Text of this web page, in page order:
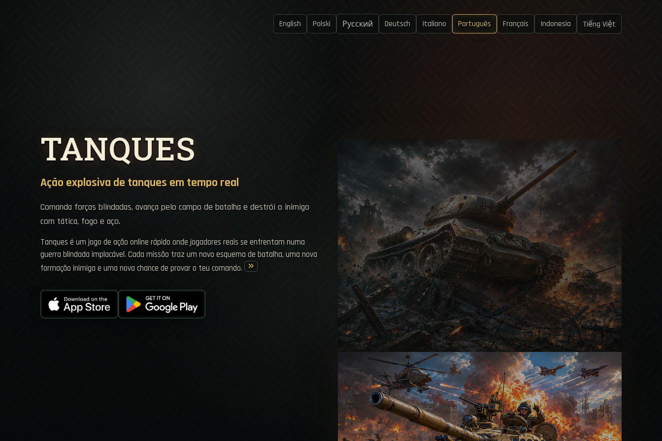
English Polski Русский Deutsch Italiano Português Français Indonesia Tiếng Việt
TANQUES
Ação explosiva de tanques em tempo real
Comanda forças blindadas, avança pelo campo de batalha e destrói o inimigo
com tática, fogo e aço.
Tanques é um jogo de ação online rápido onde jogadores reais se enfrentam numa
guerra blindada implacável. Cada missão traz um novo esquema de batalha, uma nova
formação inimiga e uma nova chance de provar o teu comando.
keyboard_double_arrow_right